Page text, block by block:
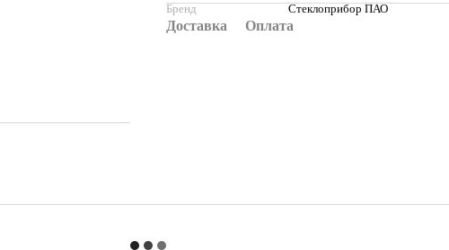
Бренд
Стеклоприбор ПАО
Доставка Оплата